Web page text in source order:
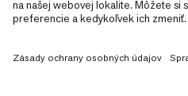
Cookies
Právne informácie